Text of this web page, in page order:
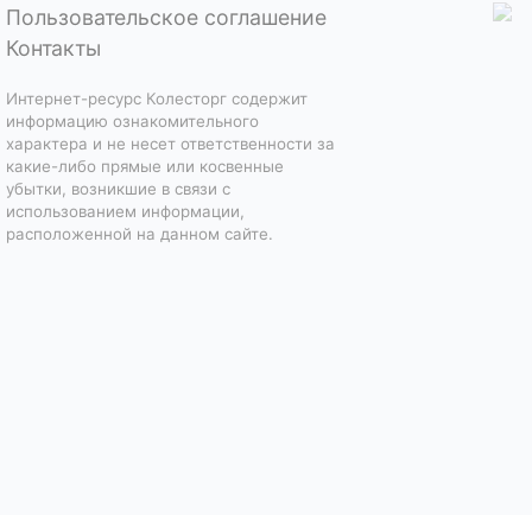
Пользовательское соглашение
Контакты
Интернет-ресурс Колесторг содержит
информацию ознакомительного
характера и не несет ответственности за
какие-либо прямые или косвенные
убытки, возникшие в связи с
использованием информации,
расположенной на данном сайте.